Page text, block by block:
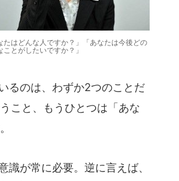
たはどんな人ですか？」「あなたは今後どの
ことがしたいですか？」
るのは、わずか2つのことだ
こと、もうひとつは「あな
が常に必要。逆に言えば、